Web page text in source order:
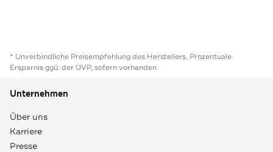
* Unverbindliche Preisempfehlung des Herstellers. Prozentuale
Ersparnis ggü. der UVP, sofern vorhanden
Unternehmen
Über uns
Karriere
Presse